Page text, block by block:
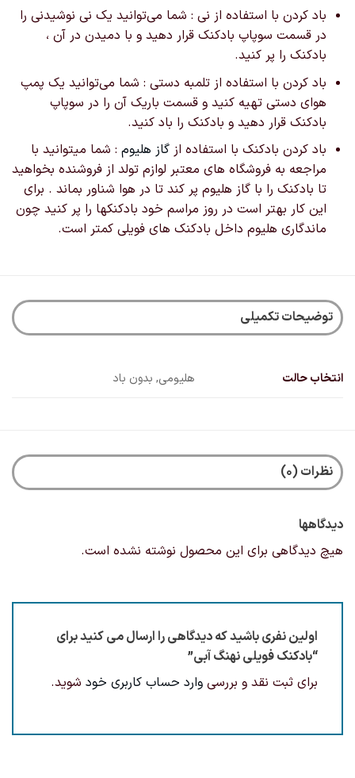
باد کردن با استفاده از نی : شما می‌توانید یک نی نوشیدنی را
در قسمت سوپاپ بادکنک قرار دهید و با دمیدن در آن ،
بادکنک را پر کنید.
باد کردن با استفاده از تلمبه دستی : شما می‌توانید یک پمپ
هوای دستی تهیه کنید و قسمت باریک آن را در سوپاپ
بادکنک قرار دهید و بادکنک را باد کنید.
باد کردن بادکنک با استفاده از گاز هلیوم: شما میتوانید با
مراجعه به فروشگاه های معتبر لوازم تولد از فروشنده بخواهید
تا بادکنک را با گاز هلیوم پر کند تا در هوا شناور بماند . برای
این کار بهتر است در روز مراسم خود بادکنکها را پر کنید چون
ماندگاری هلیوم داخل بادکنک های فویلی کمتر است.
توضیحات تکمیلی
انتخاب حالت هلیومی, بدون باد
نظرات (0)
دیدگاهها
هیچ دیدگاهی برای این محصول نوشته نشده است.
اولین نفری باشید که دیدگاهی را ارسال می کنید برای
“بادکنک فویلی نهنگ آبی”
برای ثبت نقد و بررسی وارد حساب کاربری خود شوید.